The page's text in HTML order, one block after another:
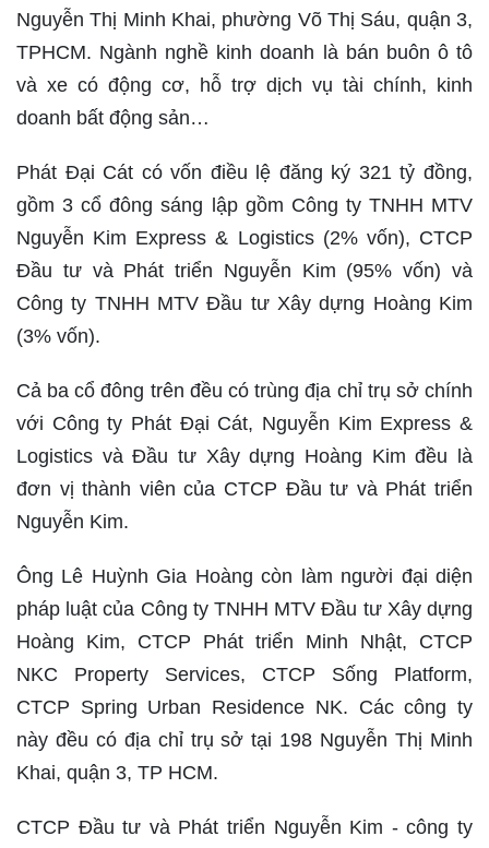
Nguyễn Thị Minh Khai, phường Võ Thị Sáu, quận 3,
TPHCM. Ngành nghề kinh doanh là bán buôn ô tô
và xe có động cơ, hỗ trợ dịch vụ tài chính, kinh
doanh bất động sản…
Phát Đại Cát có vốn điều lệ đăng ký 321 tỷ đồng,
gồm 3 cổ đông sáng lập gồm Công ty TNHH MTV
Nguyễn Kim Express & Logistics (2% vốn), CTCP
Đầu tư và Phát triển Nguyễn Kim (95% vốn) và
Công ty TNHH MTV Đầu tư Xây dựng Hoàng Kim
(3% vốn).
Cả ba cổ đông trên đều có trùng địa chỉ trụ sở chính
với Công ty Phát Đại Cát, Nguyễn Kim Express &
Logistics và Đầu tư Xây dựng Hoàng Kim đều là
đơn vị thành viên của CTCP Đầu tư và Phát triển
Nguyễn Kim.
Ông Lê Huỳnh Gia Hoàng còn làm người đại diện
pháp luật của Công ty TNHH MTV Đầu tư Xây dựng
Hoàng Kim, CTCP Phát triển Minh Nhật, CTCP
NKC Property Services, CTCP Sống Platform,
CTCP Spring Urban Residence NK. Các công ty
này đều có địa chỉ trụ sở tại 198 Nguyễn Thị Minh
Khai, quận 3, TP HCM.
CTCP Đầu tư và Phát triển Nguyễn Kim - công ty